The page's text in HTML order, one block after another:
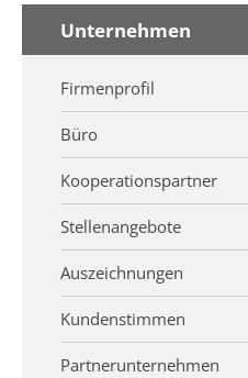
Unternehmen
Firmenprofil
Büro
Kooperationspartner
Stellenangebote
Auszeichnungen
Kundenstimmen
Partnerunternehmen